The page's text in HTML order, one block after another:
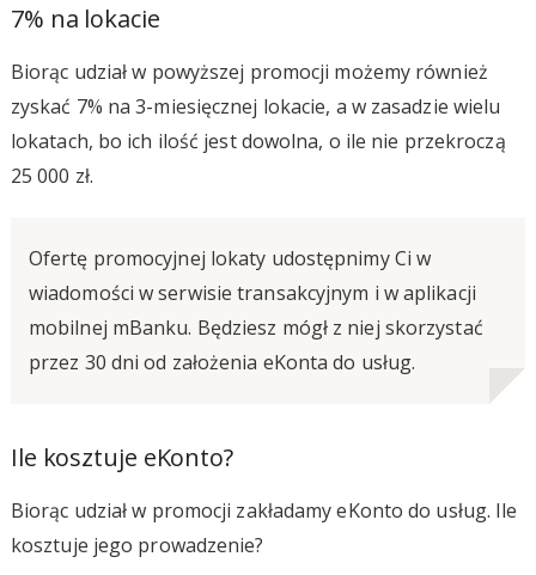
7% na lokacie
Biorąc udział w powyższej promocji możemy również
zyskać 7% na 3-miesięcznej lokacie, a w zasadzie wielu
lokatach, bo ich ilość jest dowolna, o ile nie przekroczą
25 000 zł.
Ofertę promocyjnej lokaty udostępnimy Ci w
wiadomości w serwisie transakcyjnym i w aplikacji
mobilnej mBanku. Będziesz mógł z niej skorzystać
przez 30 dni od założenia eKonta do usług.
Ile kosztuje eKonto?
Biorąc udział w promocji zakładamy eKonto do usług. Ile
kosztuje jego prowadzenie?